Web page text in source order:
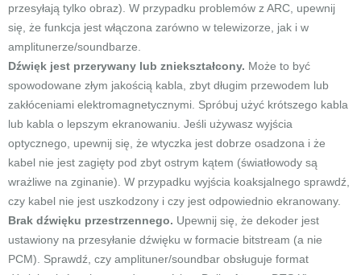
przesyłają tylko obraz). W przypadku problemów z ARC, upewnij
się, że funkcja jest włączona zarówno w telewizorze, jak i w
amplitunerze/soundbarze.
Dźwięk jest przerywany lub zniekształcony. Może to być
spowodowane złym jakością kabla, zbyt długim przewodem lub
zakłóceniami elektromagnetycznymi. Spróbuj użyć krótszego kabla
lub kabla o lepszym ekranowaniu. Jeśli używasz wyjścia
optycznego, upewnij się, że wtyczka jest dobrze osadzona i że
kabel nie jest zagięty pod zbyt ostrym kątem (światłowody są
wrażliwe na zginanie). W przypadku wyjścia koaksjalnego sprawdź,
czy kabel nie jest uszkodzony i czy jest odpowiednio ekranowany.
Brak dźwięku przestrzennego. Upewnij się, że dekoder jest
ustawiony na przesyłanie dźwięku w formacie bitstream (a nie
PCM). Sprawdź, czy amplituner/soundbar obsługuje format